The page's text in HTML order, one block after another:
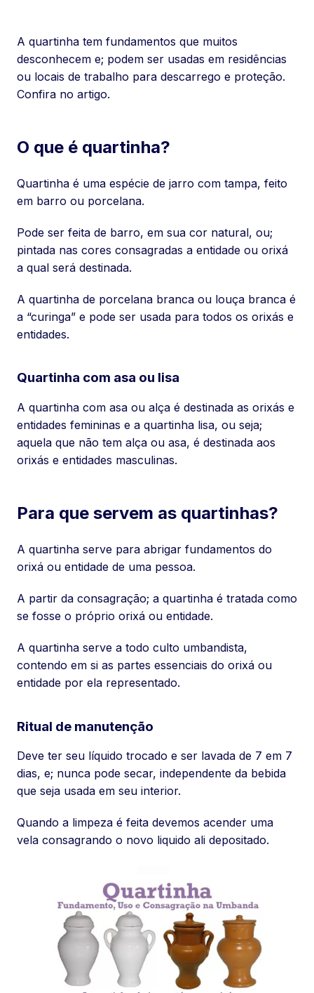
A quartinha tem fundamentos que muitos
desconhecem e; podem ser usadas em residências
ou locais de trabalho para descarrego e proteção.
Confira no artigo.
O que é quartinha?
Quartinha é uma espécie de jarro com tampa, feito
em barro ou porcelana.
Pode ser feita de barro, em sua cor natural, ou;
pintada nas cores consagradas a entidade ou orixá
a qual será destinada.
A quartinha de porcelana branca ou louça branca é
a “curinga” e pode ser usada para todos os orixás e
entidades.
Quartinha com asa ou lisa
A quartinha com asa ou alça é destinada as orixás e
entidades femininas e a quartinha lisa, ou seja;
aquela que não tem alça ou asa, é destinada aos
orixás e entidades masculinas.
Para que servem as quartinhas?
A quartinha serve para abrigar fundamentos do
orixá ou entidade de uma pessoa.
A partir da consagração; a quartinha é tratada como
se fosse o próprio orixá ou entidade.
A quartinha serve a todo culto umbandista,
contendo em si as partes essenciais do orixá ou
entidade por ela representado.
Ritual de manutenção
Deve ter seu líquido trocado e ser lavada de 7 em 7
dias, e; nunca pode secar, independente da bebida
que seja usada em seu interior.
Quando a limpeza é feita devemos acender uma
vela consagrando o novo liquido ali depositado.